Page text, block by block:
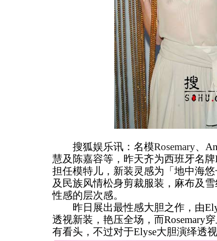
搜狐娱乐讯：名模Rosemary、
慧及陈嘉容等，昨天齐为西班牙名
担任模特儿，新装灵感为「地中海
及民族风情松身剪裁服装，麻布及
性感的层次感。
昨日展出最性感大胆之作，由
透视新装，艳压全场，而Rosemary
有看头，不过对于Elyse大胆演绎透